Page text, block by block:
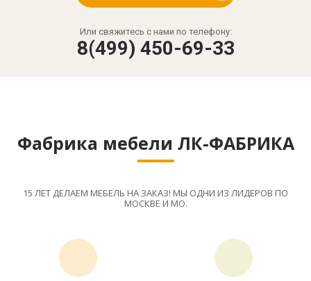
Или свяжитесь с нами по телефону:
8(499) 450-69-33
Фабрика мебели ЛК-ФАБРИКА
15 ЛЕТ ДЕЛАЕМ МЕБЕЛЬ НА ЗАКАЗ! МЫ ОДНИ ИЗ ЛИДЕРОВ ПО
МОСКВЕ И МО.